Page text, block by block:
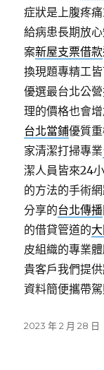
症狀是上腹疼
給病患長期放
案新屋支票借款
換現題專精工
優選最台北公
理的價格也會
台北當鋪優質
家清潔打掃專業
潔人員皆來24
的方法的手術
分享的台北傳播
的借貸管道的
皮組織的專業
貴客戶我們提
資料簡便攜帶
發
2023 年 2 月 28 日